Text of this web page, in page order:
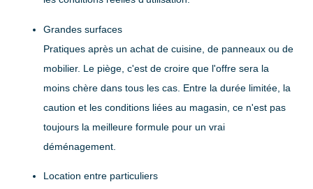
Grandes surfaces
Pratiques après un achat de cuisine, de panneaux ou de
mobilier. Le piège, c'est de croire que l'offre sera la
moins chère dans tous les cas. Entre la durée limitée, la
caution et les conditions liées au magasin, ce n'est pas
toujours la meilleure formule pour un vrai
déménagement.
Location entre particuliers